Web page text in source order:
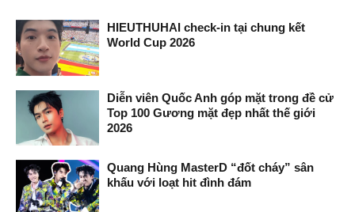
HIEUTHUHAI check-in tại chung kết
World Cup 2026
Diễn viên Quốc Anh góp mặt trong đề cử
Top 100 Gương mặt đẹp nhất thế giới
2026
Quang Hùng MasterD “đốt cháy” sân
khấu với loạt hit đình đám